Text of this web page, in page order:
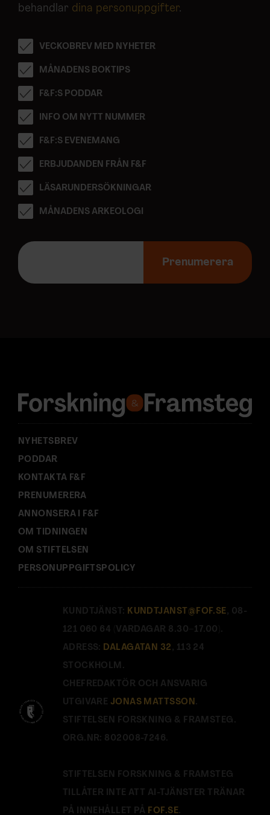
behandlar dina personuppgifter.
VECKOBREV MED NYHETER
MÅNADENS BOKTIPS
F&F:S PODDAR
INFO OM NYTT NUMMER
F&F:S EVENEMANG
ERBJUDANDEN FRÅN F&F
LÄSARUNDERSÖKNINGAR
MÅNADENS ARKEOLOGI
E
p
s
:
Prenumerera
NYHETSBREV
PODDAR
KONTAKTA F&F
PRENUMERERA
ANNONSERA I F&F
OM TIDNINGEN
OM STIFTELSEN
PERSONUPPGIFTSPOLICY
KUNDTJÄNST: KUNDTJANST@FOF.SE , 08-
121 060 64 (VARDAGAR 8.30–17.00).
ADRESS: DALAGATAN 32 , 113 24
STOCKHOLM.
CHEFREDAKTÖR OCH ANSVARIG
UTGIVARE JONAS MATTSSON .
STIFTELSEN FORSKNING & FRAMSTEG.
ORG.NR: 802008-7246.
STIFTELSEN FORSKNING & FRAMSTEG
TILLÅTER INTE ATT AI-TJÄNSTER TRÄNAR
PÅ INNEHÅLLET PÅ FOF.SE.